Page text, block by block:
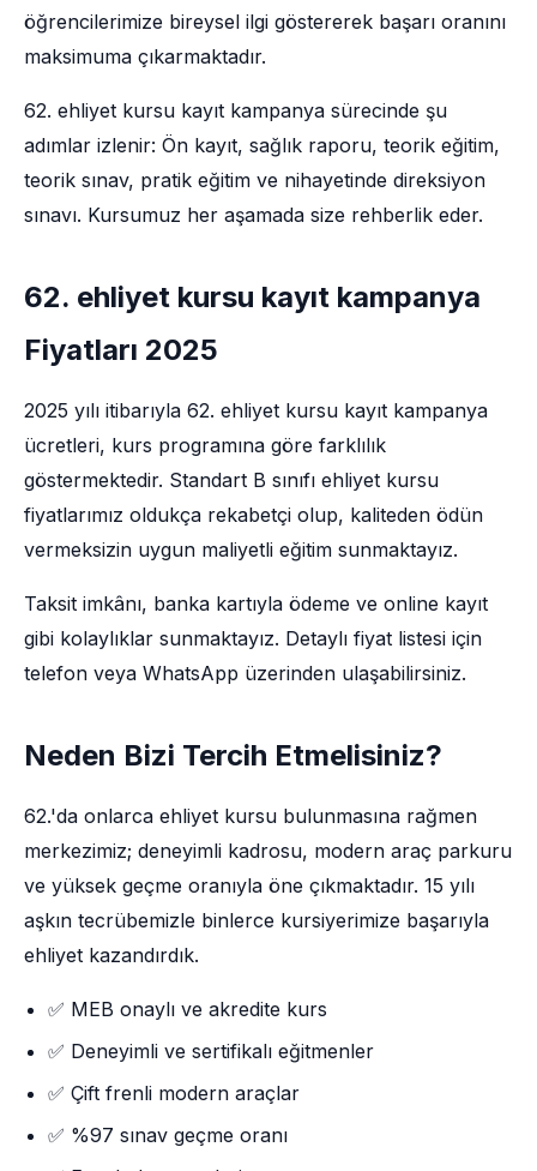
öğrencilerimize bireysel ilgi göstererek başarı oranını
maksimuma çıkarmaktadır.
62. ehliyet kursu kayıt kampanya sürecinde şu
adımlar izlenir: Ön kayıt, sağlık raporu, teorik eğitim,
teorik sınav, pratik eğitim ve nihayetinde direksiyon
sınavı. Kursumuz her aşamada size rehberlik eder.
62. ehliyet kursu kayıt kampanya
Fiyatları 2025
2025 yılı itibarıyla 62. ehliyet kursu kayıt kampanya
ücretleri, kurs programına göre farklılık
göstermektedir. Standart B sınıfı ehliyet kursu
fiyatlarımız oldukça rekabetçi olup, kaliteden ödün
vermeksizin uygun maliyetli eğitim sunmaktayız.
Taksit imkânı, banka kartıyla ödeme ve online kayıt
gibi kolaylıklar sunmaktayız. Detaylı fiyat listesi için
telefon veya WhatsApp üzerinden ulaşabilirsiniz.
Neden Bizi Tercih Etmelisiniz?
62.'da onlarca ehliyet kursu bulunmasına rağmen
merkezimiz; deneyimli kadrosu, modern araç parkuru
ve yüksek geçme oranıyla öne çıkmaktadır. 15 yılı
aşkın tecrübemizle binlerce kursiyerimize başarıyla
ehliyet kazandırdık.
✅ MEB onaylı ve akredite kurs
✅ Deneyimli ve sertifikalı eğitmenler
✅ Çift frenli modern araçlar
✅ %97 sınav geçme oranı